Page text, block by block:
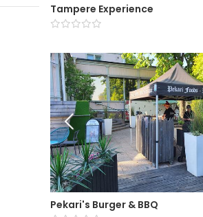
Tampere Experience
Pekari's Burger & BBQ